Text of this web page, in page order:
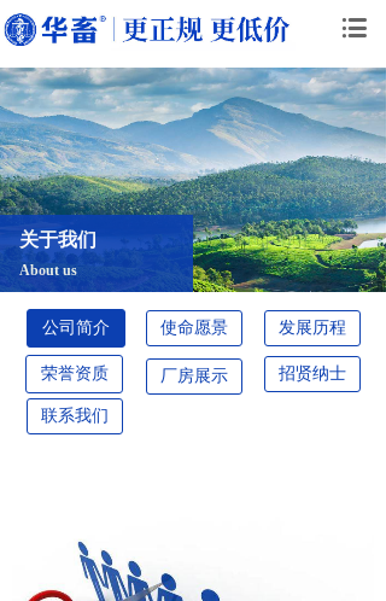
About us
关于我们
发展历程
招贤纳士
厂房展示
使命愿景
公司简介
荣誉资质
联系我们